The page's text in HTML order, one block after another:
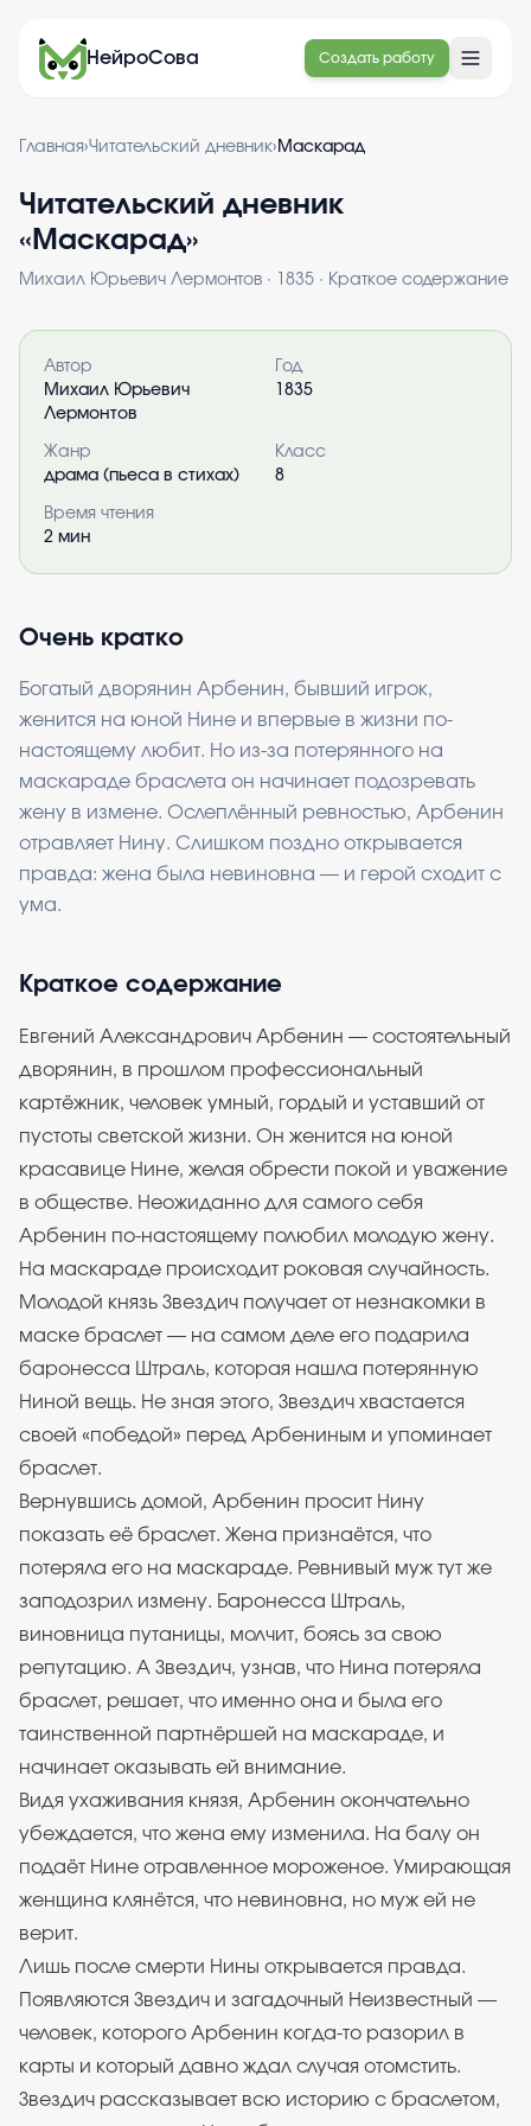
НейроСова Создать работу
Главная›Читательский дневник› Маскарад
Читательский дневник
« Маскарад»
Михаил Юрьевич Лермонтов · 1835 · Краткое содержание
Информация о книге
Автор
Михаил Юрьевич
Лермонтов
Год
1835
Жанр
драма (пьеса в стихах)
Класс
8
Время чтения
2 мин
Очень кратко
Богатый дворянин Арбенин, бывший игрок,
женится на юной Нине и впервые в жизни по-
настоящему любит. Но из-за потерянного на
маскараде браслета он начинает подозревать
жену в измене. Ослеплённый ревностью, Арбенин
отравляет Нину. Слишком поздно открывается
правда: жена была невиновна — и герой сходит с
ума.
Краткое содержание
Евгений Александрович Арбенин — состоятельный
дворянин, в прошлом профессиональный
картёжник, человек умный, гордый и уставший от
пустоты светской жизни. Он женится на юной
красавице Нине, желая обрести покой и уважение
в обществе. Неожиданно для самого себя
Арбенин по-настоящему полюбил молодую жену.
На маскараде происходит роковая случайность.
Молодой князь Звездич получает от незнакомки в
маске браслет — на самом деле его подарила
баронесса Штраль, которая нашла потерянную
Ниной вещь. Не зная этого, Звездич хвастается
своей «победой» перед Арбениным и упоминает
браслет.
Вернувшись домой, Арбенин просит Нину
показать её браслет. Жена признаётся, что
потеряла его на маскараде. Ревнивый муж тут же
заподозрил измену. Баронесса Штраль,
виновница путаницы, молчит, боясь за свою
репутацию. А Звездич, узнав, что Нина потеряла
браслет, решает, что именно она и была его
таинственной партнёршей на маскараде, и
начинает оказывать ей внимание.
Видя ухаживания князя, Арбенин окончательно
убеждается, что жена ему изменила. На балу он
подаёт Нине отравленное мороженое. Умирающая
женщина клянётся, что невиновна, но муж ей не
верит.
Лишь после смерти Нины открывается правда.
Появляются Звездич и загадочный Неизвестный —
человек, которого Арбенин когда-то разорил в
карты и который давно ждал случая отомстить.
Звездич рассказывает всю историю с браслетом,